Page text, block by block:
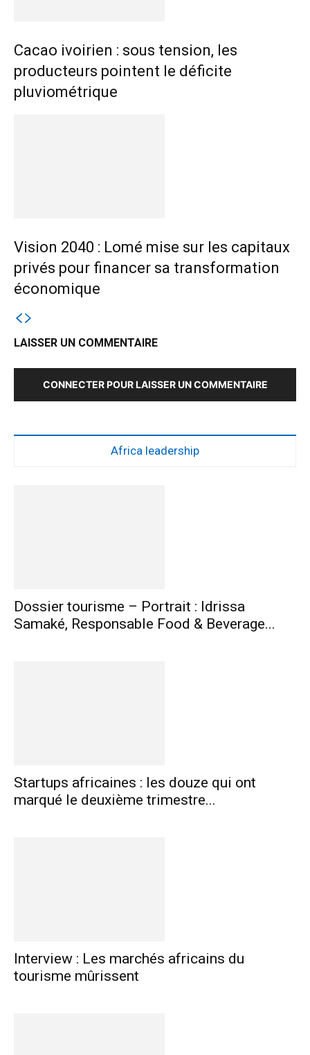
Cacao ivoirien : sous tension, les
producteurs pointent le déficite
pluviométrique
Vision 2040 : Lomé mise sur les capitaux
privés pour financer sa transformation
économique
LAISSER UN COMMENTAIRE
CONNECTER POUR LAISSER UN COMMENTAIRE
Africa leadership
Dossier tourisme – Portrait : Idrissa
Samaké, Responsable Food & Beverage...
Startups africaines : les douze qui ont
marqué le deuxième trimestre...
Interview : Les marchés africains du
tourisme mûrissent